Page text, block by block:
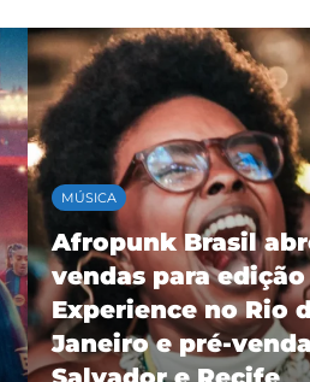
MÚSICA
Afropunk Brasil
vendas para edição
Experience no Rio
Janeiro e pré-